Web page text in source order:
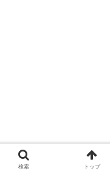
検索 トップ